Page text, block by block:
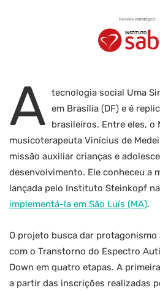
A tecnologia social Uma
em Brasília (DF) e é
brasileiros. Entre eles, o
musicoterapeuta Vinícius de
missão auxiliar crianças e
desenvolvimento. Ele conheceu a
lançada pelo Instituto Steinkopf
implementá-la em São Luís (MA).
O projeto busca dar protagonismo
com o Transtorno do Espectro
Down em quatro etapas. A
a partir das inscrições realizadas